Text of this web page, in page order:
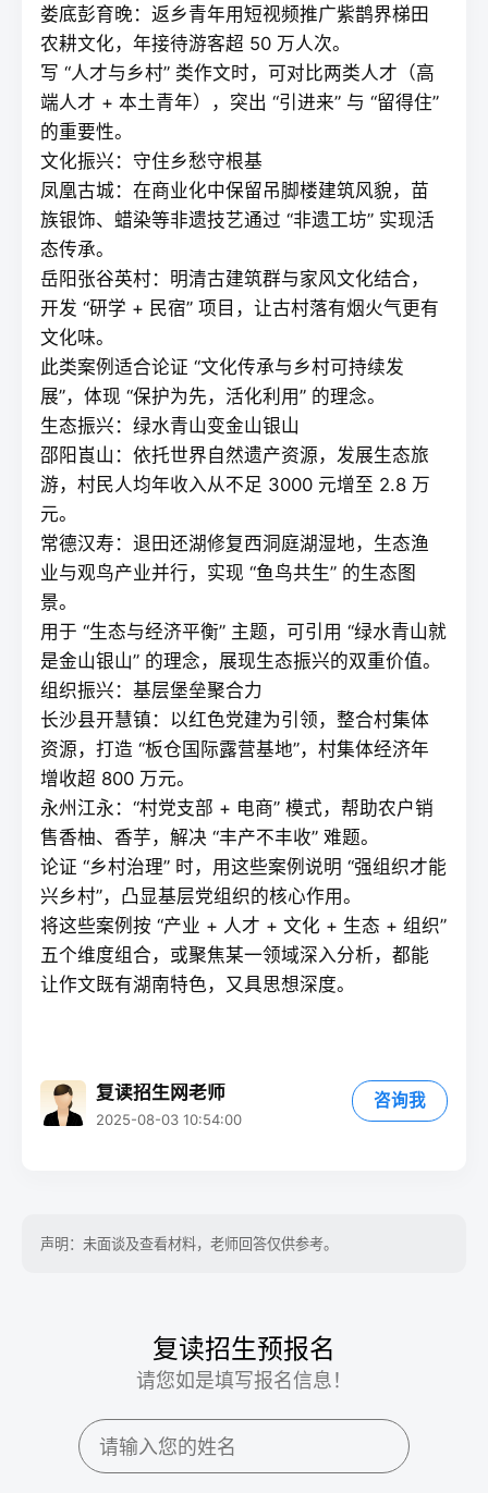
娄底彭育晚：返乡青年用短视频推广紫鹊界梯田
农耕文化，年接待游客超 50 万人次。
写 “人才与乡村” 类作文时，可对比两类人才（高
端人才 + 本土青年），突出 “引进来” 与 “留得住”
的重要性。
文化振兴：守住乡愁守根基
凤凰古城：在商业化中保留吊脚楼建筑风貌，苗
族银饰、蜡染等非遗技艺通过 “非遗工坊” 实现活
态传承。
岳阳张谷英村：明清古建筑群与家风文化结合，
开发 “研学 + 民宿” 项目，让古村落有烟火气更有
文化味。
此类案例适合论证 “文化传承与乡村可持续发
展”，体现 “保护为先，活化利用” 的理念。
生态振兴：绿水青山变金山银山
邵阳崀山：依托世界自然遗产资源，发展生态旅
游，村民人均年收入从不足 3000 元增至 2.8 万
元。
常德汉寿：退田还湖修复西洞庭湖湿地，生态渔
业与观鸟产业并行，实现 “鱼鸟共生” 的生态图
景。
用于 “生态与经济平衡” 主题，可引用 “绿水青山就
是金山银山” 的理念，展现生态振兴的双重价值。
组织振兴：基层堡垒聚合力
长沙县开慧镇：以红色党建为引领，整合村集体
资源，打造 “板仓国际露营基地”，村集体经济年
增收超 800 万元。
永州江永：“村党支部 + 电商” 模式，帮助农户销
售香柚、香芋，解决 “丰产不丰收” 难题。
论证 “乡村治理” 时，用这些案例说明 “强组织才能
兴乡村”，凸显基层党组织的核心作用。
将这些案例按 “产业 + 人才 + 文化 + 生态 + 组织”
五个维度组合，或聚焦某一领域深入分析，都能
让作文既有湖南特色，又具思想深度。
复读招生网老师
2025-08-03 10:54:00
咨询我
声明：未面谈及查看材料，老师回答仅供参考。
复读招生预报名
请您如是填写报名信息！